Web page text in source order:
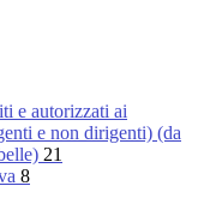
e autorizzati ai
e non dirigenti) (da
21
8